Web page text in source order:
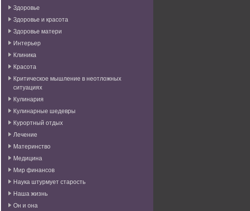
Здоровье
Здоровье и красота
Здоровье матери
Интерьер
Клиника
Красота
Критическое мышление в неотложных
ситуациях
Кулинария
Кулинарные шедевры
Курортный отдых
Лечение
Материнство
Медицина
Мир финансов
Наука штурмует старость
Наша жизнь
Он и она